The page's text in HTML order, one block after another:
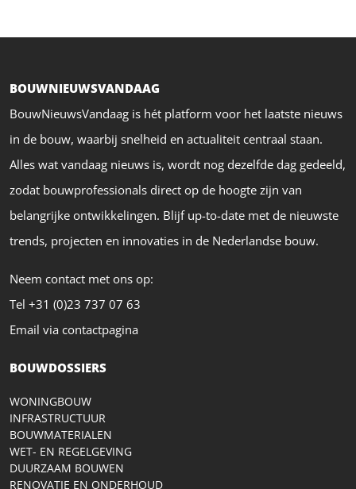
BOUWNIEUWSVANDAAG
BouwNieuwsVandaag is hét platform voor het laatste nieuws
in de bouw, waarbij snelheid en actualiteit centraal staan.
Alles wat vandaag nieuws is, wordt nog dezelfde dag gedeeld,
zodat bouwprofessionals direct op de hoogte zijn van
belangrijke ontwikkelingen. Blijf up-to-date met de nieuwste
trends, projecten en innovaties in de Nederlandse bouw.
Neem contact met ons op:
Tel +31 (0)23 737 07 63
Email via contactpagina
BOUWDOSSIERS
WONINGBOUW
INFRASTRUCTUUR
BOUWMATERIALEN
WET- EN REGELGEVING
DUURZAAM BOUWEN
RENOVATIE EN ONDERHOUD